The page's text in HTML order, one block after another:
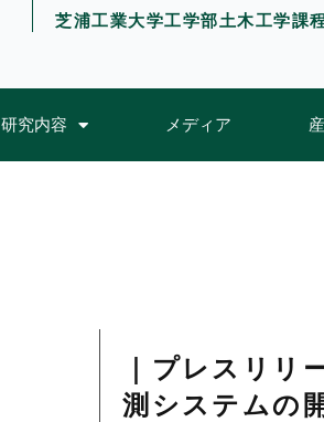
芝浦工業大学工学部土木工学課
研究内容 メディア
｜プレスリリ
測システムの